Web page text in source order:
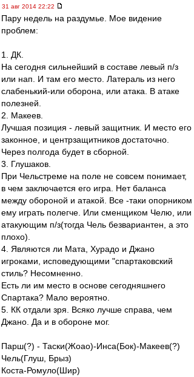
31 авг 2014 22:22
Пару недель на раздумье. Мое видение
проблем:
1. ДК.
На сегодня сильнейший в составе левый п/з
или нап. И там его место. Латераль из него
слабенький-или оборона, или атака. В атаке
полезней.
2. Макеев.
Лучшая позиция - левый защитник. И место его
законное, и центрзащитников достаточно.
Через полгода будет в сборной.
3. Глушаков.
При Чельстреме на поле не совсем понимает,
в чем заключается его игра. Нет баланса
между обороной и атакой. Все -таки опорником
ему играть полегче. Или сменщиком Челю, или
атакующим п/з(тогда Чель безвариантен, а это
плохо).
4. Являются ли Мата, Хурадо и Джано
игроками, исповедующими "спартаковский
стиль? Несомненно.
Есть ли им место в основе сегодняшнего
Спартака? Мало вероятно.
5. КК отдали зря. Всяко лучше справа, чем
Джано. Да и в обороне мог.
Парш(?) - Таски(Жоао)-Инса(Бок)-Макеев(?)
Чель(Глуш, Брыз)
Коста-Ромуло(Шир)